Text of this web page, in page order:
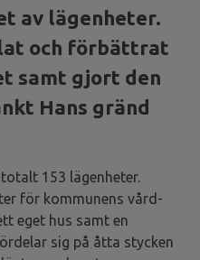
av lägenheter.
och förbättrat
samt gjort den
Hans gränd
153 lägenheter.
för kommunens vård-
eget hus samt en
sig på åtta stycken